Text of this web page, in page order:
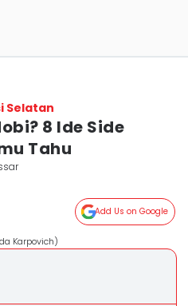
Selatan
8 Ide Side
Tahu
Add Us on Google
Karpovich)